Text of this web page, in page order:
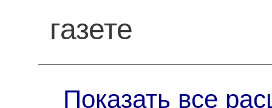
газете
Показать все